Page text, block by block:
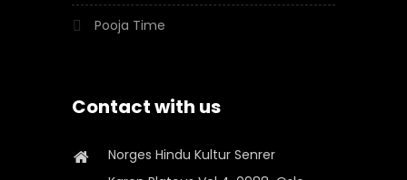
Pooja Time
Contact with us
Norges Hindu Kultur Senrer